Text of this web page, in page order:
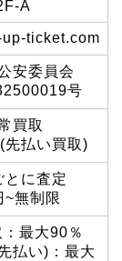
A
ticket.com
安委員会
号
買取
先払い買取)
とに査定
~無制限
最大90％
払い)：最大